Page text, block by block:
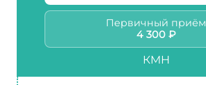
Первичный приём
4 300 ₽
КМН